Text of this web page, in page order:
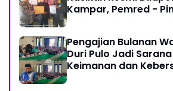
Kampar, Pemred -
Pengajian Bulanan
Duri Pulo Jadi
Keimanan dan